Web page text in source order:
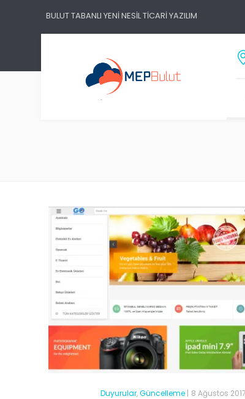
BULUT TABANLI YENİ NESİL TİCARİ YAZILIM
Duyurular,Güncelleme| 8 Ağustos 2017